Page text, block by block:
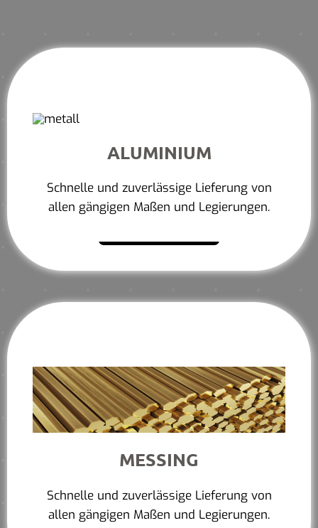
ALUMINIUM
Schnelle und zuverlässige Lieferung von
allen gängigen Maßen und Legierungen.
MESSING
Schnelle und zuverlässige Lieferung von
allen gängigen Maßen und Legierungen.